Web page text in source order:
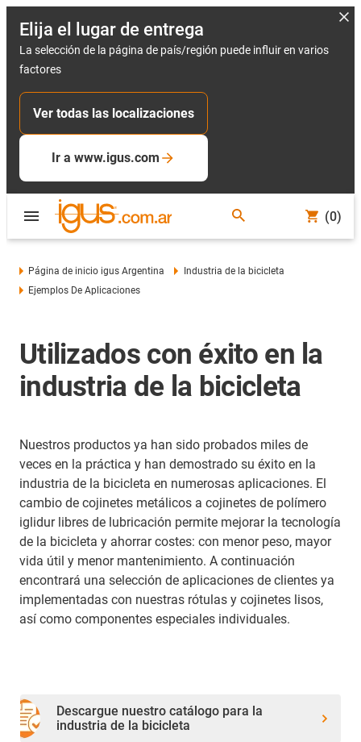
Elija el lugar de entrega
La selección de la página de país/región puede influir en varios
factores
Ver todas las localizaciones
Ir a www.igus.com
(0)
Página de inicio igus Argentina
Industria de la bicicleta
Ejemplos De Aplicaciones
Utilizados con éxito en la
industria de la bicicleta
Nuestros productos ya han sido probados miles de
veces en la práctica y han demostrado su éxito en la
industria de la bicicleta en numerosas aplicaciones. El
cambio de cojinetes metálicos a cojinetes de polímero
iglidur libres de lubricación permite mejorar la tecnología
de la bicicleta y ahorrar costes: con menor peso, mayor
vida útil y menor mantenimiento. A continuación
encontrará una selección de aplicaciones de clientes ya
implementadas con nuestras rótulas y cojinetes lisos,
así como componentes especiales individuales.
Descargue nuestro catálogo para la
industria de la bicicleta